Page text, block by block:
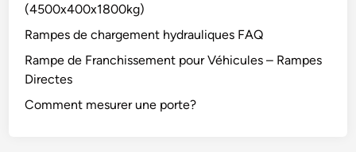
(4500x400x1800kg)
Rampes de chargement hydrauliques FAQ
Rampe de Franchissement pour Véhicules – Rampes
Directes
Comment mesurer une porte?